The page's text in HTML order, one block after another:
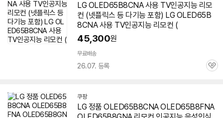
LG OLED65B8CNA 사용 TV인공지능 리모
컨 (넷플릭스 등 다기능 포함) LG OLED65B
8CNA 사용 TV인공지능 리모컨 (
45,300원
무료배송
26.07. 등록
관
쿠팡
LG 정품 OLED65B8CNA OLED65B8FNA